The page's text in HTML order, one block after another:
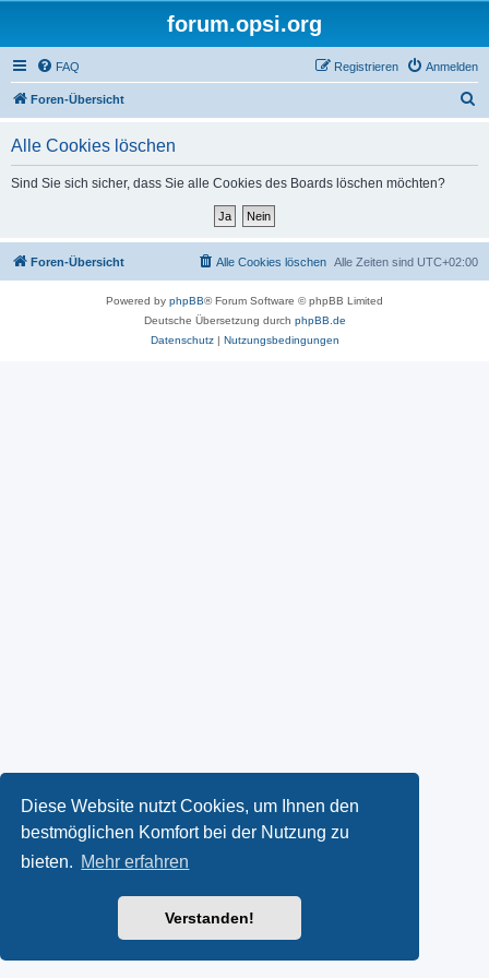
Diese Website nutzt Cookies, um Ihnen den
bestmöglichen Komfort bei der Nutzung zu
bieten. Mehr erfahren
Verstanden!
forum.opsi.org
FAQ Anmelden
Registrieren
Foren-Übersicht
Alle Cookies löschen
Sind Sie sich sicher, dass Sie alle Cookies des Boards löschen möchten?
Foren-Übersicht Alle Zeiten sind UTC+02:00
Alle Cookies löschen
Powered by phpBB® Forum Software © phpBB Limited
Deutsche Übersetzung durch phpBB.de
Datenschutz| Nutzungsbedingungen